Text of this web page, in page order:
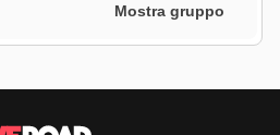
Mostra gruppo